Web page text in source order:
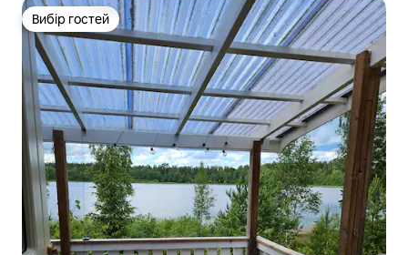
Вибір гостей
Вибір гостей